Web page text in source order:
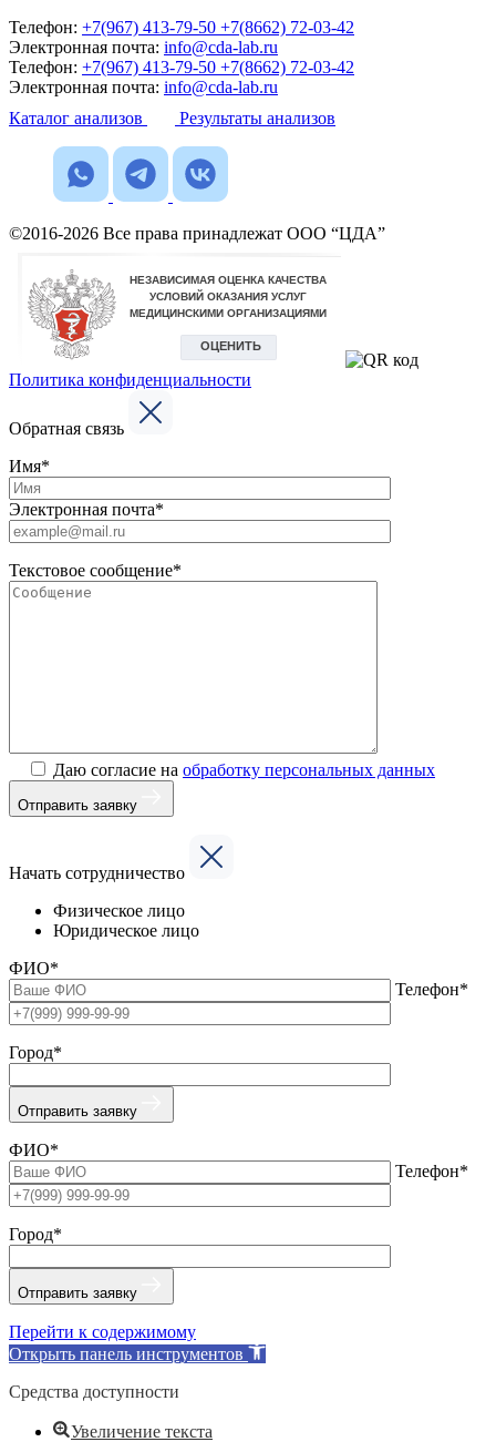
Телефон: +7(967) 413-79-50 +7(8662) 72-03-42
Электронная почта: info@cda-lab.ru
Телефон: +7(967) 413-79-50 +7(8662) 72-03-42
Электронная почта: info@cda-lab.ru
Каталог анализов
Результаты анализов
©2016-2026 Все права принадлежат ООО “ЦДА”
Политика конфиденциальности
Обратная связь
Имя*
Электронная почта*
Текстовое сообщение*
Даю согласие на обработку персональных данных
Отправить заявку
Начать сотрудничество
Физическое лицо
Юридическое лицо
ФИО*
Телефон*
Город*
Отправить заявку
ФИО*
Телефон*
Город*
Отправить заявку
Перейти к содержимому
Открыть панель инструментов
Средства доступности
Увеличение текста